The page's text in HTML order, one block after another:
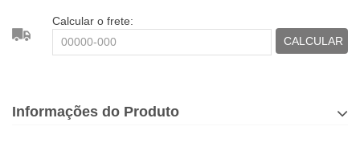
Calcular o frete:
CALCULAR
Informações do Produto